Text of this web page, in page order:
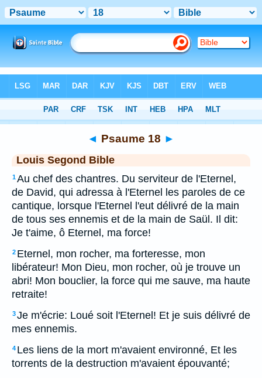
> Psaume 18
◄ Psaume 18 ►
Louis Segond Bible
1Au chef des chantres. Du serviteur de l'Eternel,
de David, qui adressa à l'Eternel les paroles de ce
cantique, lorsque l'Eternel l'eut délivré de la main
de tous ses ennemis et de la main de Saül. Il dit:
Je t'aime, ô Eternel, ma force!
2 Eternel, mon rocher, ma forteresse, mon
libérateur! Mon Dieu, mon rocher, où je trouve un
abri! Mon bouclier, la force qui me sauve, ma haute
retraite!
3Je m'écrie: Loué soit l'Eternel! Et je suis délivré de
mes ennemis.
4 Les liens de la mort m'avaient environné, Et les
torrents de la destruction m'avaient épouvanté;